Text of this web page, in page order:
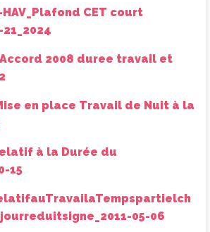
HAV_Plafond CET court
Accord 2008 duree travail et
en place Travail de Nuit à la
à la Durée du
15
05-06